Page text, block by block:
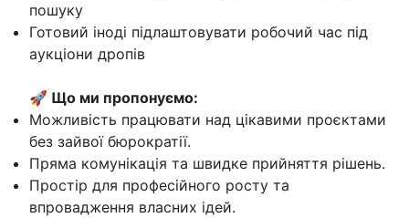
пошуку
Готовий іноді підлаштовувати робочий час під
аукціони дропів
🚀 Що ми пропонуємо:
Можливість працювати над цікавими проєктами
без зайвої бюрократії.
Пряма комунікація та швидке прийняття рішень.
Простір для професійного росту та
впровадження власних ідей.